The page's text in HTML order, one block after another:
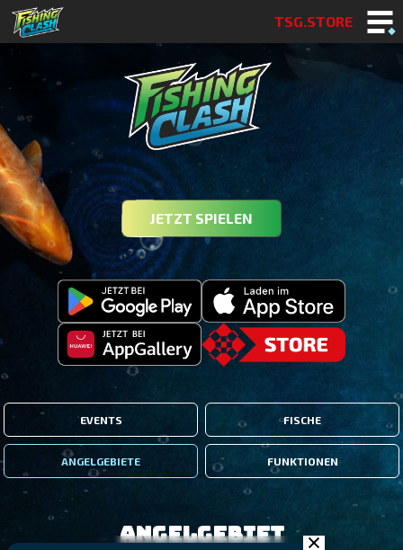
TSG.STORE
JETZT SPIELEN
EVENTS FISCHE
ANGELGEBIETE FUNKTIONEN
Angelgebiet